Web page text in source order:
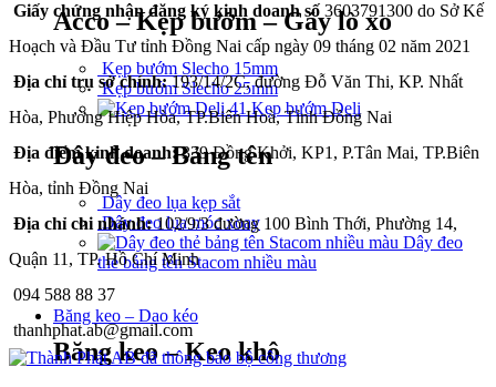
Acco – Kẹp bướm – Gáy lò xo
Kẹp bướm Slecho 15mm
Kẹp bướm Slecho 25mm
Kẹp bướm Deli
Dây đeo – Bảng tên
Dây đeo lụa kẹp sắt
Dây đeo lụa móc xoay
Dây đeo
thẻ bảng tên Stacom nhiều màu
Băng keo – Dao kéo
Băng keo – Keo khô
Giấy chứng nhận đăng ký kinh doanh số 3603791300 do Sở Kế
Hoạch và Đầu Tư tỉnh Đồng Nai cấp ngày 09 tháng 02 năm 2021
Địa chỉ trụ sở chính:193/14/2C, đường Đỗ Văn Thi, KP. Nhất
Hòa, Phường Hiệp Hòa, TP.Biên Hoà, Tỉnh Đồng Nai
Địa điểm kinh doanh:339 Đồng Khởi, KP1, P.Tân Mai, TP.Biên
Hòa, tỉnh Đồng Nai
Địa chỉ chi nhánh:102/9/3 đường 100 Bình Thới, Phường 14,
Quận 11, TP. Hồ Chí Minh
094 588 88 37
thanhphat.ab@gmail.com